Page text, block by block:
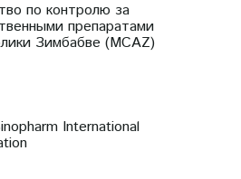
по контролю за
препаратами
Зимбабве (MCAZ)
International